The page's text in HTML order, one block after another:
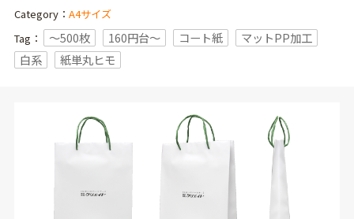
Category： A4サイズ
Tag：
〜500枚 160円台〜 コート紙
マットPP加工
白系
紙単丸ヒモ